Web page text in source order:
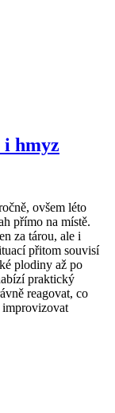
hmyz
ovšem léto
přímo na místě.
za tárou, ale i
přitom souvisí
plodiny až po
praktický
reagovat, co
improvizovat